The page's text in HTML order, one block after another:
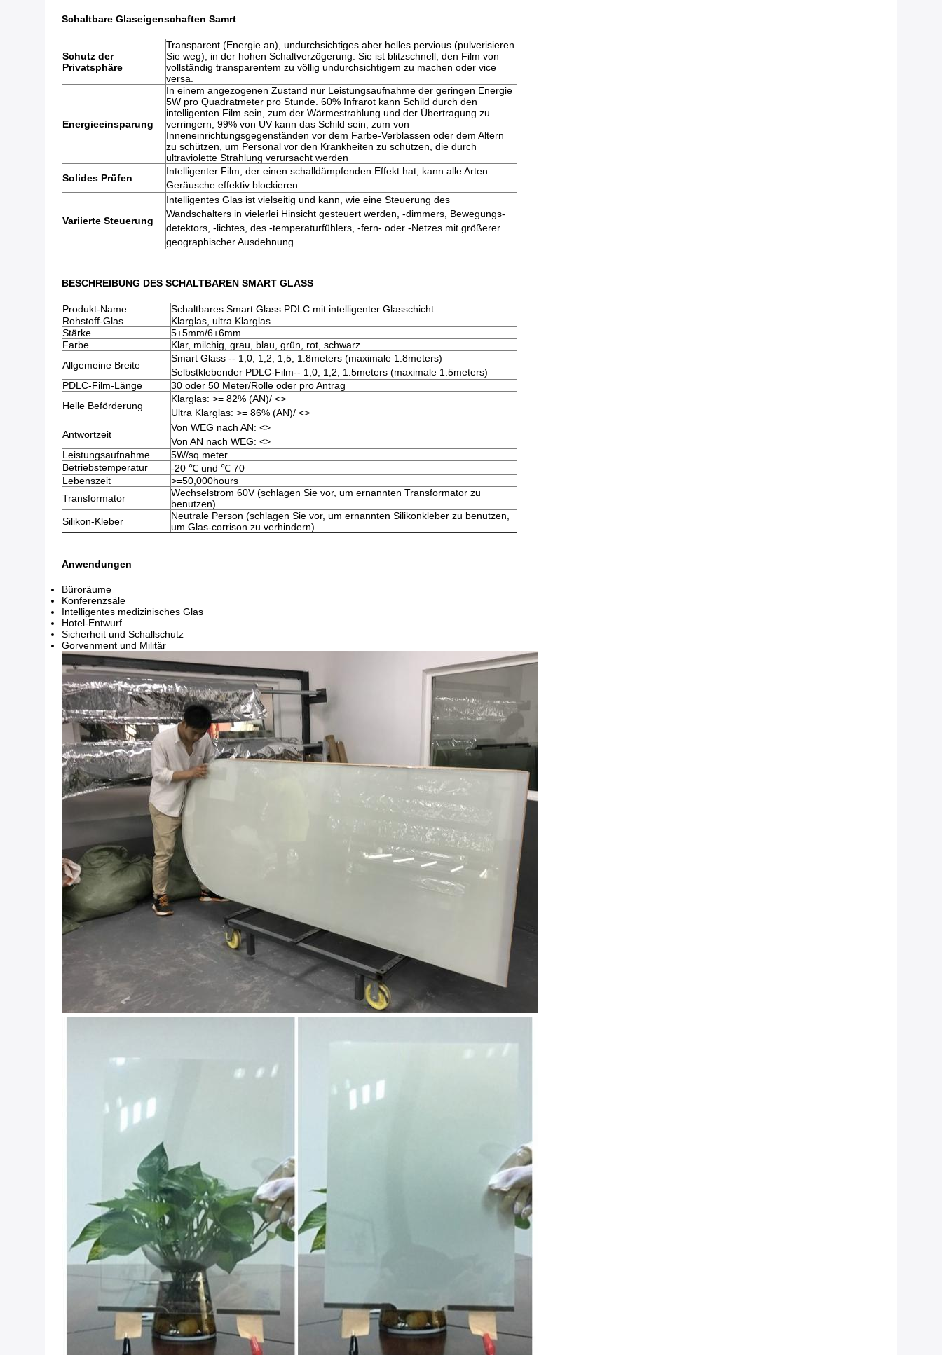
Schaltbare Glaseigenschaften Samrt
Schutz der
Privatsphäre
Transparent (Energie an), undurchsichtiges aber helles pervious (pulverisieren
Sie weg), in der hohen Schaltverzögerung. Sie ist blitzschnell, den Film von
vollständig transparentem zu völlig undurchsichtigem zu machen oder vice
versa.
Energieeinsparung
In einem angezogenen Zustand nur Leistungsaufnahme der geringen Energie
5W pro Quadratmeter pro Stunde. 60% Infrarot kann Schild durch den
intelligenten Film sein, zum der Wärmestrahlung und der Übertragung zu
verringern; 99% von UV kann das Schild sein, zum von
Inneneinrichtungsgegenständen vor dem Farbe-Verblassen oder dem Altern
zu schützen, um Personal vor den Krankheiten zu schützen, die durch
ultraviolette Strahlung verursacht werden
Solides Prüfen
Intelligenter Film, der einen schalldämpfenden Effekt hat; kann alle Arten
Geräusche effektiv blockieren.
Variierte Steuerung
Intelligentes Glas ist vielseitig und kann, wie eine Steuerung des
Wandschalters in vielerlei Hinsicht gesteuert werden, -dimmers, Bewegungs-
detektors, -lichtes, des -temperaturfühlers, -fern- oder -Netzes mit größerer
geographischer Ausdehnung.
BESCHREIBUNG DES SCHALTBAREN SMART GLASS
Produkt-Name
Schaltbares Smart Glass PDLC mit intelligenter Glasschicht
Rohstoff-Glas
Klarglas, ultra Klarglas
Stärke
5+5mm/6+6mm
Farbe
Klar, milchig, grau, blau, grün, rot, schwarz
Allgemeine Breite
Smart Glass -- 1,0, 1,2, 1,5, 1.8meters (maximale 1.8meters)
Selbstklebender PDLC-Film-- 1,0, 1,2, 1.5meters (maximale 1.5meters)
PDLC-Film-Länge
30 oder 50 Meter/Rolle oder pro Antrag
Helle Beförderung
Klarglas: >= 82% (AN)/ <>
Ultra Klarglas: >= 86% (AN)/ <>
Antwortzeit
Von WEG nach AN: <>
Von AN nach WEG: <>
Leistungsaufnahme
5W/sq.meter
Betriebstemperatur
-20 ℃ und ℃ 70
Lebenszeit
>=50,000hours
Transformator
Wechselstrom 60V (schlagen Sie vor, um ernannten Transformator zu
benutzen)
Silikon-Kleber
Neutrale Person (schlagen Sie vor, um ernannten Silikonkleber zu benutzen,
um Glas-corrison zu verhindern)
Anwendungen
Büroräume
Konferenzsäle
Intelligentes medizinisches Glas
Hotel-Entwurf
Sicherheit und Schallschutz
Gorvenment und Militär